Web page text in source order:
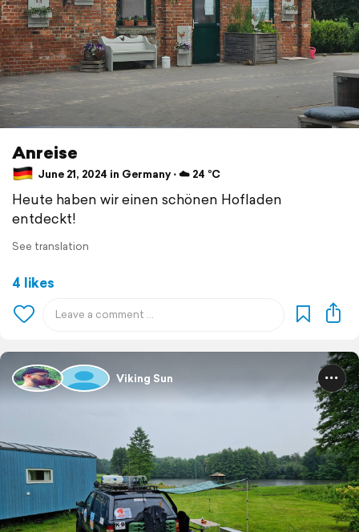
Anreise
June 21, 2024 in Germany ⋅ ☁️ 24 °C
Heute haben wir einen schönen Hofladen
entdeckt!
See translation
4 likes
Viking Sun